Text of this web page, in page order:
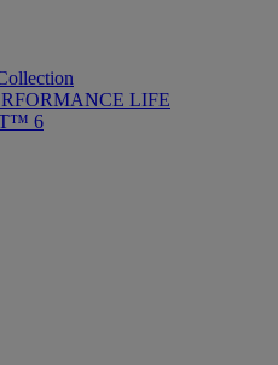
LIFE
6